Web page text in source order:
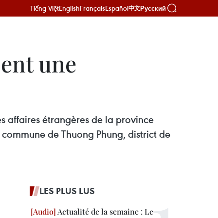
Tiếng ViệtEnglishFrançaisEspañol中文Русский
une
affaires étrangères de la province
de Thuong Phung, district de
LES PLUS LUS
Actualité de la semaine : Le